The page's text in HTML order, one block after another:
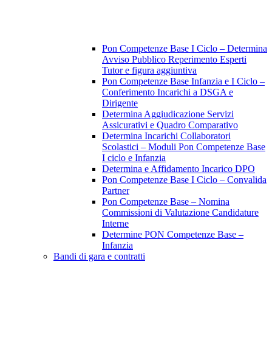
Pon Competenze Base I Ciclo – Determina
Avviso Pubblico Reperimento Esperti
Tutor e figura aggiuntiva
Pon Competenze Base Infanzia e I Ciclo –
Conferimento Incarichi a DSGA e
Dirigente
Determina Aggiudicazione Servizi
Assicurativi e Quadro Comparativo
Determina Incarichi Collaboratori
Scolastici – Moduli Pon Competenze Base
I ciclo e Infanzia
Determina e Affidamento Incarico DPO
Pon Competenze Base I Ciclo – Convalida
Partner
Pon Competenze Base – Nomina
Commissioni di Valutazione Candidature
Interne
Determine PON Competenze Base –
Infanzia
Bandi di gara e contratti